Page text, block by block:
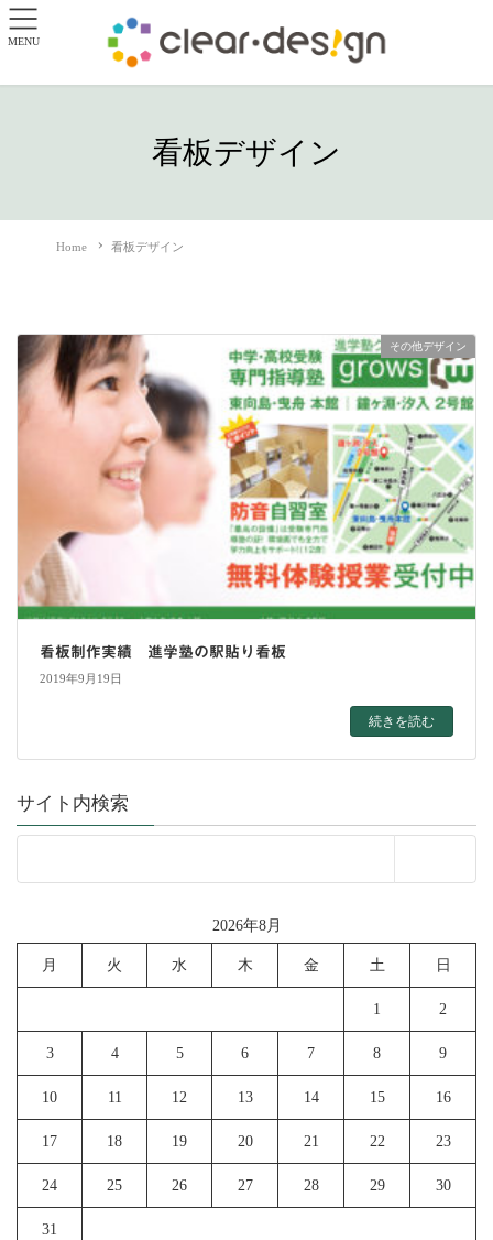
看板デザイン
Home 看板デザイン
その他デザイン
看板制作実績 進学塾の駅貼り看板
2019年9月19日
続きを読む
サイト内検索
2026年8月
月 火 水 木 金 土 日
1 2
3 4 5 6 7 8 9
10 11 12 13 14 15 16
17 18 19 20 21 22 23
24 25 26 27 28 29 30
31
MENU